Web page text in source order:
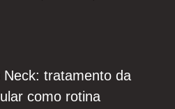
tratamento da
como rotina